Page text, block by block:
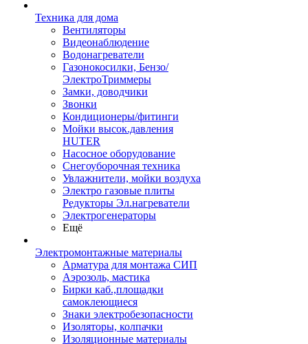
Техника для дома
Вентиляторы
Видеонаблюдение
Водонагреватели
Газонокосилки, Бензо/
ЭлектроТриммеры
Замки, доводчики
Звонки
Кондиционеры/фитинги
Мойки высок.давления
HUTER
Насосное оборудование
Снегоуборочная техника
Увлажнители, мойки воздуха
Электро газовые плиты
Редукторы Эл.нагреватели
Электрогенераторы
Ещё
Электромонтажные материалы
Арматура для монтажа СИП
Аэрозоль, мастика
Бирки каб.,площадки
самоклеющиеся
Знаки электробезопасности
Изоляторы, колпачки
Изоляционные материалы